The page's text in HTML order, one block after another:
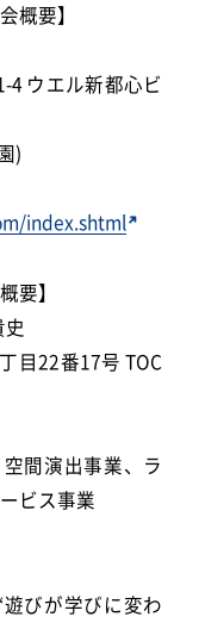
概要】
4 ウエル新都心ビ
)
index.shtml
要】
目22番17号 TOC
間演出事業、ラ
ビス事業
びが学びに変わ